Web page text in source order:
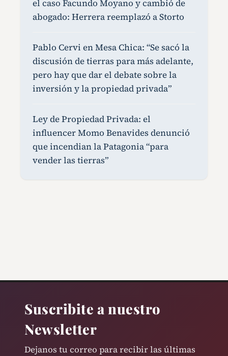
el caso Facundo Moyano y cambió de
abogado: Herrera reemplazó a Storto
Pablo Cervi en Mesa Chica: “Se sacó la
discusión de tierras para más adelante,
pero hay que dar el debate sobre la
inversión y la propiedad privada”
Ley de Propiedad Privada: el
influencer Momo Benavides denunció
que incendian la Patagonia “para
vender las tierras”
Suscribite a nuestro
Newsletter
Dejanos tu correo para recibir las últimas